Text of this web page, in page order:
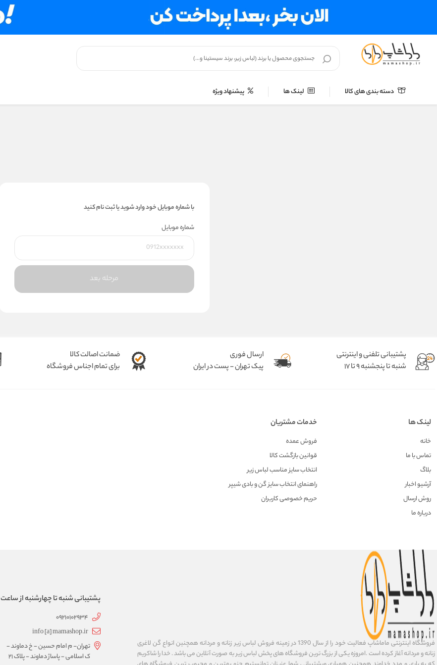
دسته بندی های کالا لینک ها پیشنهاد ویژه
با شماره موبایل خود وارد شوید یا ثبت نام کنید
شماره موبایل
مرحله بعد
پشتیبانی تلفنی و اینترنتی
شنبه تا پنجشنبه 9 تا 17
ارسال فوری
پیک تهران - پست در ایران
ضمانت اصالت کالا
برای تمام اجناس فروشگاه
لینک ها
خانه
تماس با ما
بلاگ
آرشیو اخبار
روش ارسال
درباره ما
خدمات مشتریان
فروش عمده
قوانین بازگشت کالا
انتخاب سایز مناسب لباس زیر
راهنمای انتخاب سایز گن و بادی شیپر
حریم خصوصی کاربران
فروشگاه اینترنتی ماماشاپ فعالیت خود را از سال 1390 در زمینه فروش لباس زیر زنانه و مردانه همچنین انواع گن لاغری
زنانه و مردانه آغاز کرده است .امروزه یکی از بزرگ ترین فروشگاه های پخش لباس زیر به صورت آنلاین می باشد . خدا را شاکریم
پشتیبانی شنبه تا چهارشنبه از ساعت 9 تا 17
09210102934
info [a] mamashop.ir
تهران- م امام حسین - خ دماوند -
ک اسلامی - پاساژ دماوند - پلاک 21